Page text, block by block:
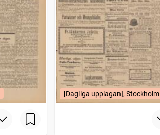
[Dagliga upplagan], Stockholm